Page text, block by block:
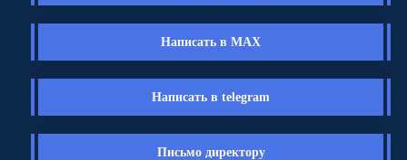
Написать в MAX
Написать в telegram
Письмо директору